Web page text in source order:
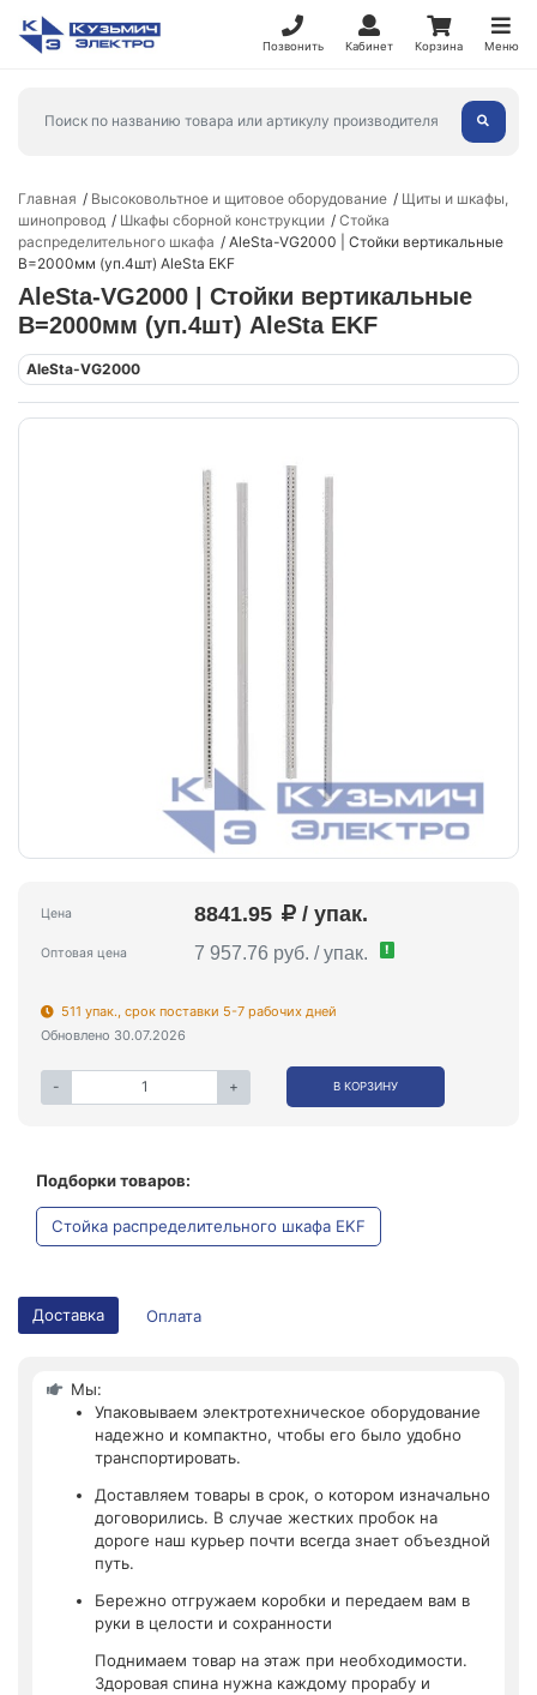
Позвонить Кабинет Корзина Меню
Главная Высоковольтное и щитовое оборудование
Щиты и шкафы,
шинопровод
Шкафы сборной конструкции
Стойка
распределительного шкафа
AleSta-VG2000 | Стойки вертикальные
В=2000мм (уп.4шт) AleSta EKF
AleSta-VG2000 | Стойки вертикальные
В=2000мм (уп.4шт) AleSta EKF
AleSta-VG2000
Цена 8841.95 / упак.
Оптовая цена 7 957.76 руб. / упак. !
511 упак., срок поставки 5-7 рабочих дней
Обновлено 30.07.2026
- + В КОРЗИНУ
Подборки товаров:
Стойка распределительного шкафа EKF
Доставка Оплата
Мы:
Упаковываем электротехническое оборудование
надежно и компактно, чтобы его было удобно
транспортировать.
Доставляем товары в срок, о котором изначально
договорились. В случае жестких пробок на
дороге наш курьер почти всегда знает объездной
путь.
Бережно отгружаем коробки и передаем вам в
руки в целости и сохранности
Поднимаем товар на этаж при необходимости.
Здоровая спина нужна каждому прорабу и